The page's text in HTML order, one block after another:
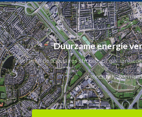
Duurzame energie
Vergelijk de populaires stroom- en gas
gemeente